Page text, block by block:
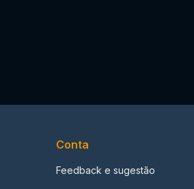
Conta
Feedback e sugestão